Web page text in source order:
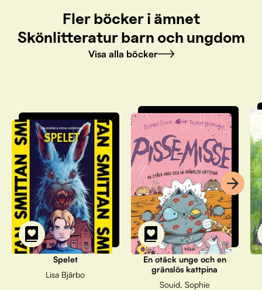
Fler böcker i ämnet
Skönlitteratur barn och ungdom
Visa alla böcker
Spelet
Lisa Bjärbo
En otäck unge och en
gränslös kattpina
Souid, Sophie